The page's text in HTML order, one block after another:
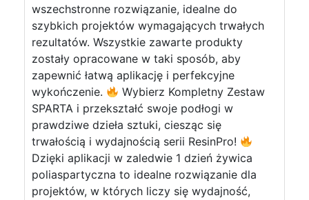
wszechstronne rozwiązanie, idealne do
szybkich projektów wymagających trwałych
rezultatów. Wszystkie zawarte produkty
zostały opracowane w taki sposób, aby
zapewnić łatwą aplikację i perfekcyjne
wykończenie.
Wybierz Kompletny Zestaw
SPARTA i przekształć swoje podłogi w
prawdziwe dzieła sztuki, ciesząc się
trwałością i wydajnością serii ResinPro!
Dzięki aplikacji w zaledwie 1 dzień żywica
poliaspartyczna to idealne rozwiązanie dla
projektów, w których liczy się wydajność,